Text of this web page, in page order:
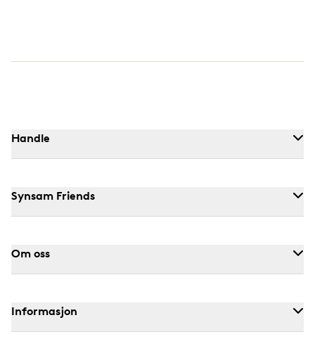
Handle
Synsam Friends
Om oss
Informasjon